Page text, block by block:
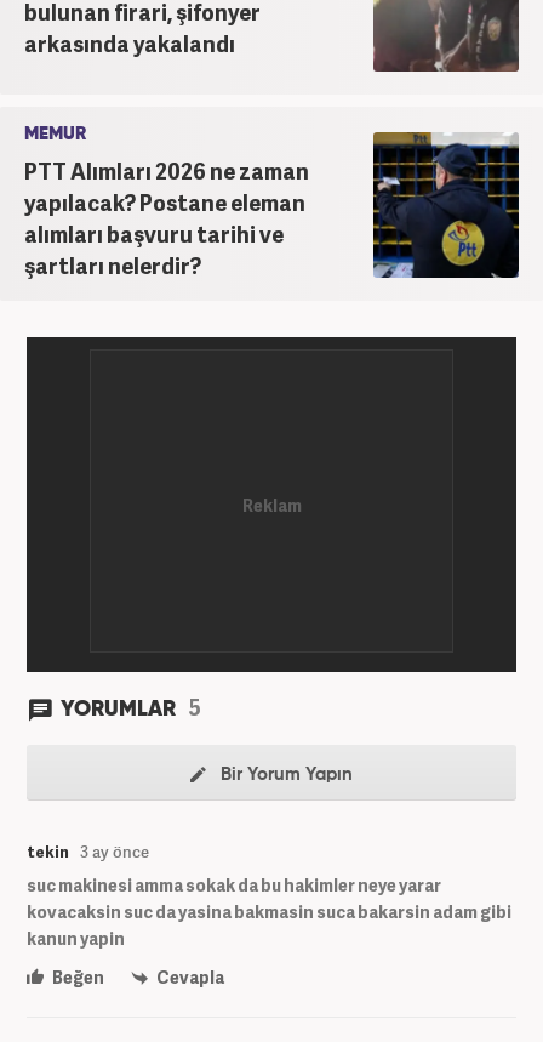
bulunan firari, şifonyer
arkasında yakalandı
MEMUR
PTT Alımları 2026 ne zaman
yapılacak? Postane eleman
alımları başvuru tarihi ve
şartları nelerdir?
YORUMLAR 5
Bir Yorum Yapın
tekin 3 ay önce
suc makinesi amma sokak da bu hakimler neye yarar
kovacaksin suc da yasina bakmasin suca bakarsin adam gibi
kanun yapin
Beğen
Cevapla